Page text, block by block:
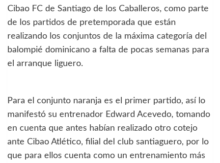
Cibao FC de Santiago de los Caballeros, como parte
de los partidos de pretemporada que están
realizando los conjuntos de la máxima categoría del
balompié dominicano a falta de pocas semanas para
el arranque liguero.
Para el conjunto naranja es el primer partido, así lo
manifestó su entrenador Edward Acevedo, tomando
en cuenta que antes habían realizado otro cotejo
ante Cibao Atlético, filial del club santiaguero, por lo
que para ellos cuenta como un entrenamiento más